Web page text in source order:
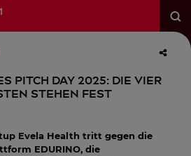
Pitch Day 2025: Die vier
stehen fest
Evela Health tritt gegen die
EDURINO, die